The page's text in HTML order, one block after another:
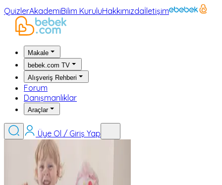
QuizlerAkademiBilim KuruluHakkımızdaİletişim
Makale
bebek.com TV
Alışveriş Rehberi
Forum
Danışmanlıklar
Araçlar
Üye Ol / Giriş Yap